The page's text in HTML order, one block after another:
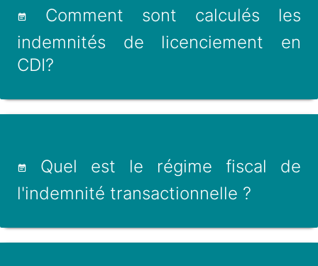
Comment sont calculés les
indemnités de licenciement en
CDI?
Quel est le régime fiscal de
l'indemnité transactionnelle ?